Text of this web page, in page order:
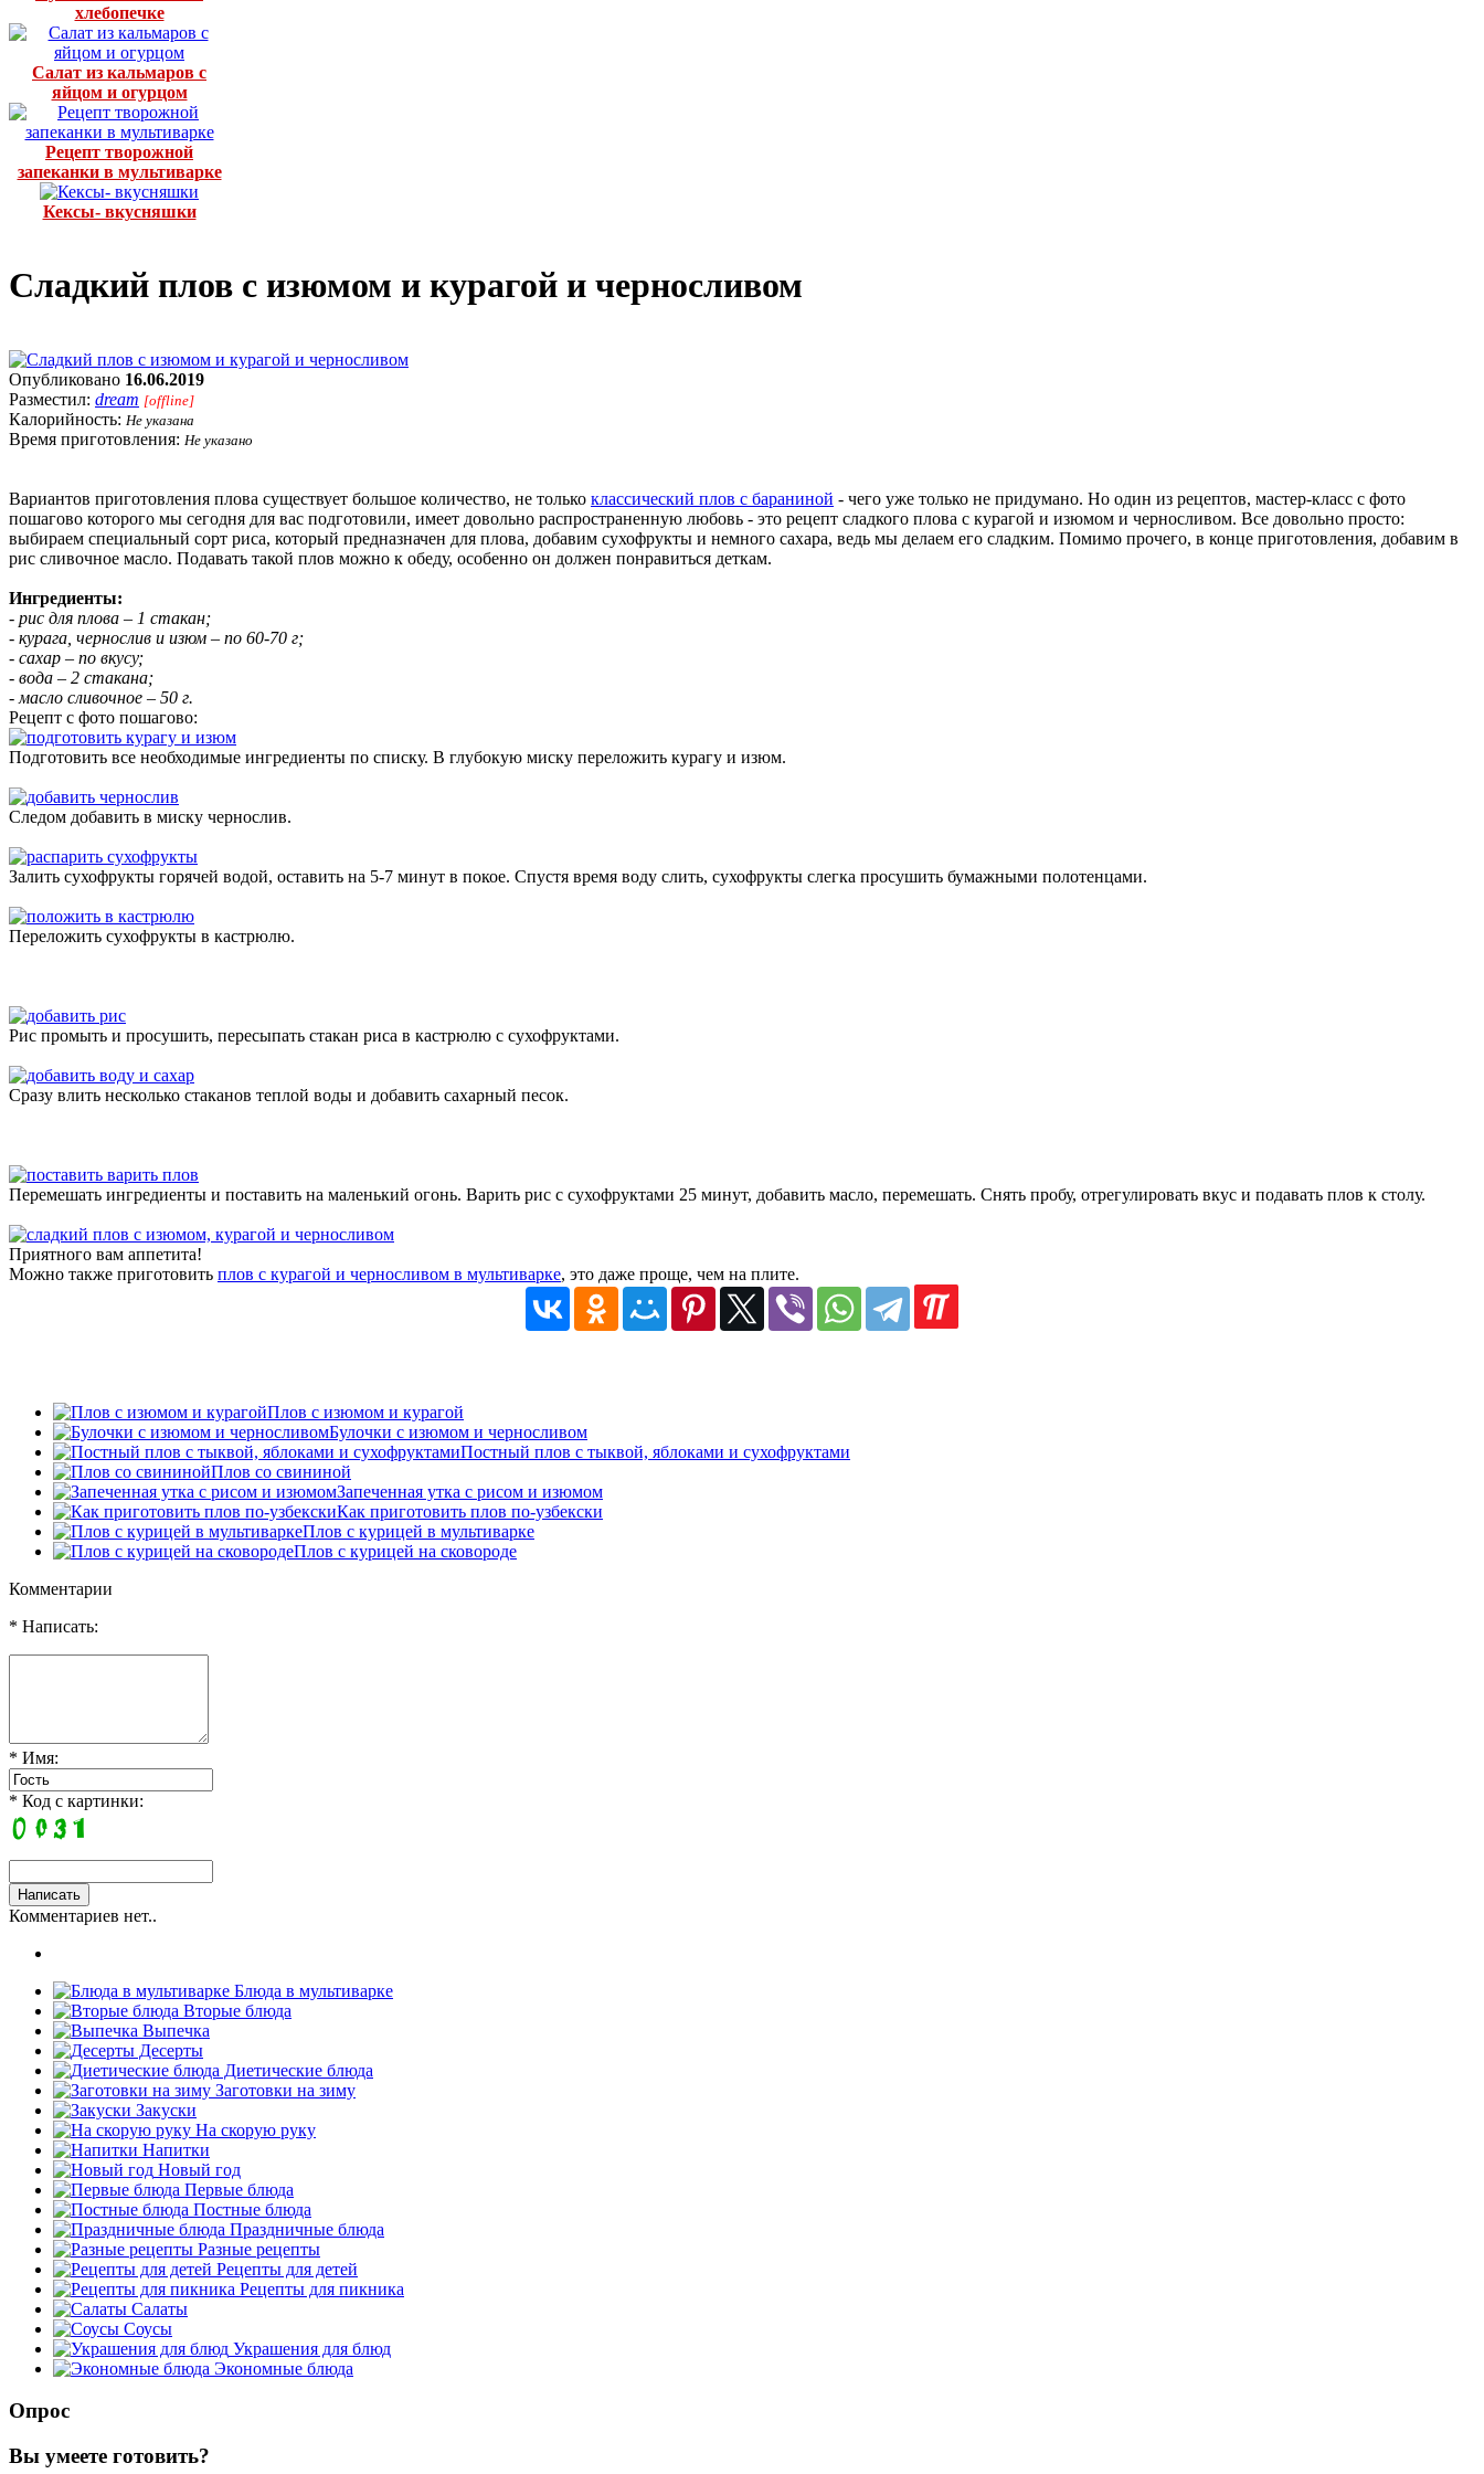
хлебопечке
Салат из кальмаров с
яйцом и огурцом
Рецепт творожной
запеканки в мультиварке
Кексы- вкусняшки
Сладкий плов с изюмом и курагой и черносливом
Опубликовано 16.06.2019
Разместил: dream [offline]
Калорийность: Не указана
Время приготовления: Не указано
Вариантов приготовления плова существует большое количество, не только классический плов с бараниной - чего уже только не придумано. Но один из рецептов, мастер-класс с фото
пошагово которого мы сегодня для вас подготовили, имеет довольно распространенную любовь - это рецепт сладкого плова с курагой и изюмом и черносливом. Все довольно просто:
выбираем специальный сорт риса, который предназначен для плова, добавим сухофрукты и немного сахара, ведь мы делаем его сладким. Помимо прочего, в конце приготовления, добавим в
рис сливочное масло. Подавать такой плов можно к обеду, особенно он должен понравиться деткам.
Ингредиенты:
- рис для плова – 1 стакан;
- курага, чернослив и изюм – по 60-70 г;
- сахар – по вкусу;
- вода – 2 стакана;
- масло сливочное – 50 г.
Рецепт с фото пошагово:
Подготовить все необходимые ингредиенты по списку. В глубокую миску переложить курагу и изюм.
Следом добавить в миску чернослив.
Залить сухофрукты горячей водой, оставить на 5-7 минут в покое. Спустя время воду слить, сухофрукты слегка просушить бумажными полотенцами.
Переложить сухофрукты в кастрюлю.
Рис промыть и просушить, пересыпать стакан риса в кастрюлю с сухофруктами.
Сразу влить несколько стаканов теплой воды и добавить сахарный песок.
Перемешать ингредиенты и поставить на маленький огонь. Варить рис с сухофруктами 25 минут, добавить масло, перемешать. Снять пробу, отрегулировать вкус и подавать плов к столу.
Приятного вам аппетита!
Можно также приготовить плов с курагой и черносливом в мультиварке, это даже проще, чем на плите.
Плов с изюмом и курагой
Булочки с изюмом и черносливом
Постный плов с тыквой, яблоками и сухофруктами
Плов со свининой
Запеченная утка с рисом и изюмом
Как приготовить плов по-узбекски
Плов с курицей в мультиварке
Плов с курицей на сковороде
Комментарии
* Написать:
* Имя:
* Код с картинки:
Комментариев нет..
Блюда в мультиварке
Вторые блюда
Выпечка
Десерты
Диетические блюда
Заготовки на зиму
Закуски
На скорую руку
Напитки
Новый год
Первые блюда
Постные блюда
Праздничные блюда
Разные рецепты
Рецепты для детей
Рецепты для пикника
Салаты
Соусы
Украшения для блюд
Экономные блюда
Опрос
Вы умеете готовить?